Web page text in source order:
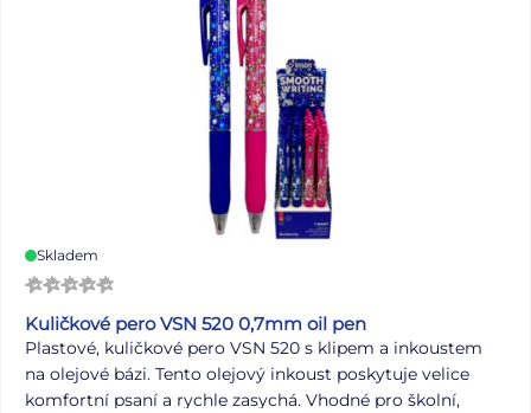
Skladem
Kuličkové pero VSN 520 0,7mm oil pen
Plastové, kuličkové pero VSN 520 s klipem a inkoustem
na olejové bázi. Tento olejový inkoust poskytuje velice
komfortní psaní a rychle zasychá. Vhodné pro školní,